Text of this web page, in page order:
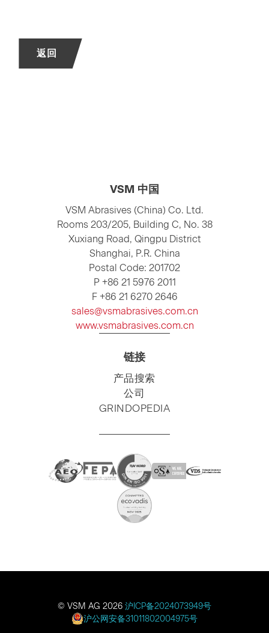
返回
VSM 中国
VSM Abrasives (China) Co. Ltd.
Rooms 203/205, Building C, No. 38
Xuxiang Road, Qingpu District
Shanghai, P.R. China
Postal Code: 201702
P +86 21 5976 2011
F +86 21 6270 2646
sales@vsmabrasives.com.cn
www.vsmabrasives.com.cn
链接
SKIP
NAVIGATION
产品搜索
公司
GRINDOPEDIA
© VSM AG 2026 沪ICP备2024073949号
沪公网安备31011802004975号